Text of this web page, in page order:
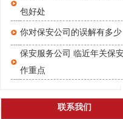
包好处
你对保安公司的误解有多少
保安服务公司 临近年关保
作重点
联系我们